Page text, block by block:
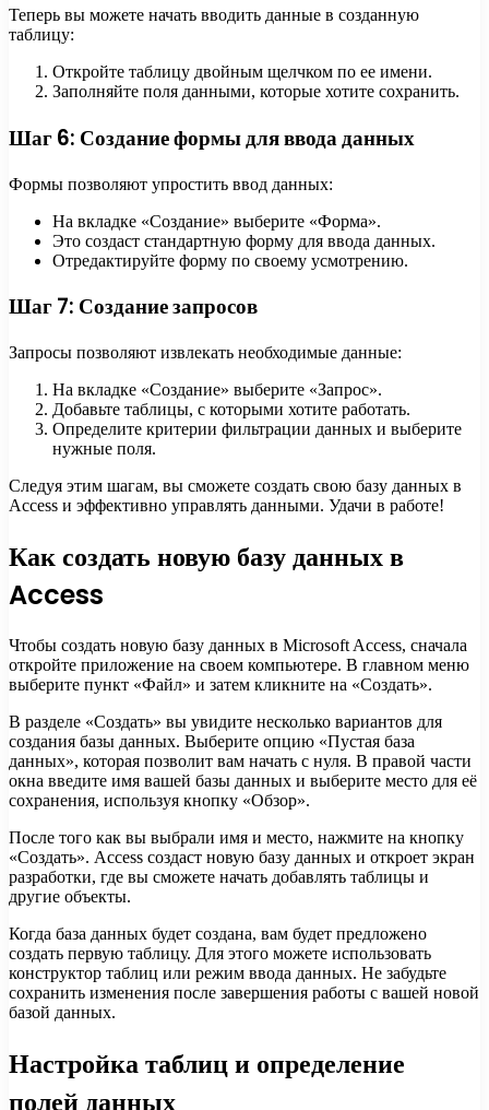
Теперь вы можете начать вводить данные в созданную
таблицу:
Откройте таблицу двойным щелчком по ее имени.
Заполняйте поля данными, которые хотите сохранить.
Шаг 6: Создание формы для ввода данных
Формы позволяют упростить ввод данных:
На вкладке «Создание» выберите «Форма».
Это создаст стандартную форму для ввода данных.
Отредактируйте форму по своему усмотрению.
Шаг 7: Создание запросов
Запросы позволяют извлекать необходимые данные:
На вкладке «Создание» выберите «Запрос».
Добавьте таблицы, с которыми хотите работать.
Определите критерии фильтрации данных и выберите
нужные поля.
Следуя этим шагам, вы сможете создать свою базу данных в
Access и эффективно управлять данными. Удачи в работе!
Как создать новую базу данных в
Access
Чтобы создать новую базу данных в Microsoft Access, сначала
откройте приложение на своем компьютере. В главном меню
выберите пункт «Файл» и затем кликните на «Создать».
В разделе «Создать» вы увидите несколько вариантов для
создания базы данных. Выберите опцию «Пустая база
данных», которая позволит вам начать с нуля. В правой части
окна введите имя вашей базы данных и выберите место для её
сохранения, используя кнопку «Обзор».
После того как вы выбрали имя и место, нажмите на кнопку
«Создать». Access создаст новую базу данных и откроет экран
разработки, где вы сможете начать добавлять таблицы и
другие объекты.
Когда база данных будет создана, вам будет предложено
создать первую таблицу. Для этого можете использовать
конструктор таблиц или режим ввода данных. Не забудьте
сохранить изменения после завершения работы с вашей новой
базой данных.
Настройка таблиц и определение
полей данных